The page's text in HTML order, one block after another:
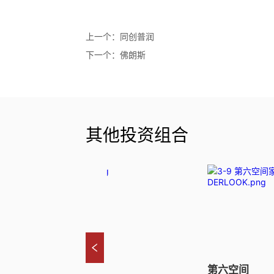
上一个： 同创普润
下一个：佛朗斯
其他投资组合
第六空间